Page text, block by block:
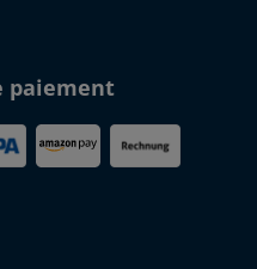
paiement